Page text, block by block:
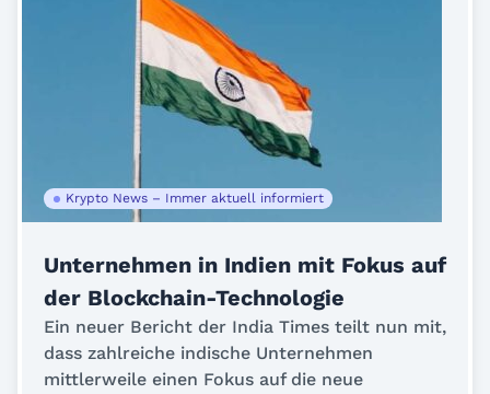
Krypto News – Immer aktuell informiert
Unternehmen in Indien mit Fokus auf
der Blockchain-Technologie
Ein neuer Bericht der India Times teilt nun mit,
dass zahlreiche indische Unternehmen
mittlerweile einen Fokus auf die neue